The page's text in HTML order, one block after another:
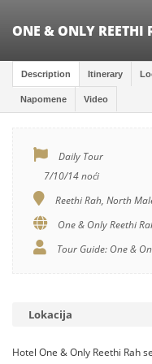
ONE & ONLY
Description Itinerary
Napomene Video
Daily Tour
7/10/14 noći
Reethi Rah, North
One & Only Reethi
Tour Guide: One &
Lokacija
Hotel One & Only Reethi Rah